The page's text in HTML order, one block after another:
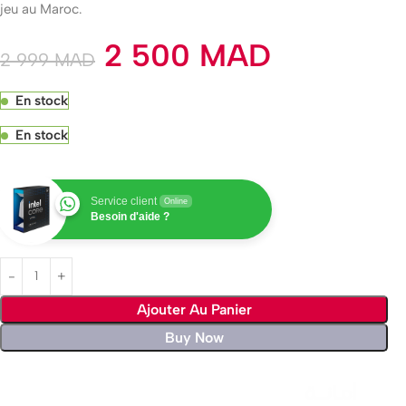
jeu au Maroc.
2 999MAD 2 500 MAD
En stock
En stock
Service client Online
Besoin d'aide ?
Ajouter Au Panier
Buy Now